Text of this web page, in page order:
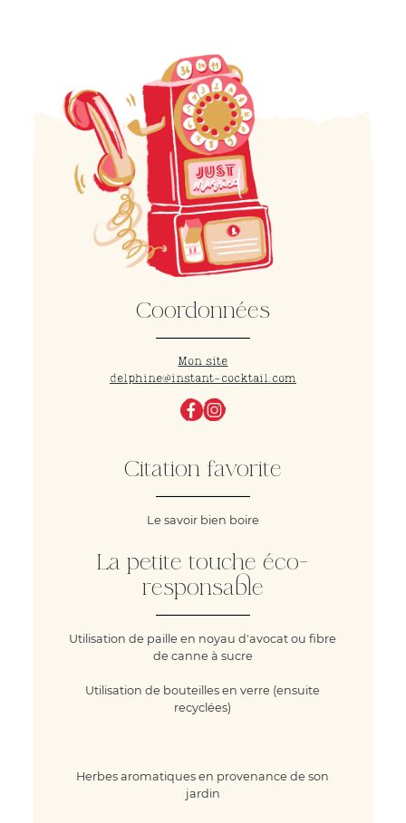
Coordonnées
Mon site
delphine@instant-cocktail.com
Citation favorite
Le savoir bien boire
La petite touche éco-
responsable
Utilisation de paille en noyau d'avocat ou fibre
de canne à sucre
Utilisation de bouteilles en verre (ensuite
recyclées)
Herbes aromatiques en provenance de son
jardin